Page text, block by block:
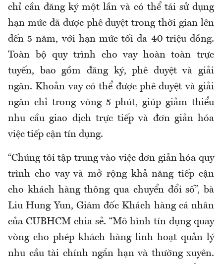
chỉ cần đăng ký một lần và có thể tái sử dụng
hạn mức đã được phê duyệt trong thời gian lên
đến 5 năm, với hạn mức tối đa 40 triệu đồng.
Toàn bộ quy trình cho vay hoàn toàn trực
tuyến, bao gồm đăng ký, phê duyệt và giải
ngân. Khoản vay có thể được phê duyệt và giải
ngân chỉ trong vòng 5 phút, giúp giảm thiểu
nhu cầu giao dịch trực tiếp và đơn giản hóa
việc tiếp cận tín dụng.
“Chúng tôi tập trung vào việc đơn giản hóa quy
trình cho vay và mở rộng khả năng tiếp cận
cho khách hàng thông qua chuyển đổi số”, bà
Liu Hung Yun, Giám đốc Khách hàng cá nhân
của CUBHCM chia sẻ. “Mô hình tín dụng quay
vòng cho phép khách hàng linh hoạt quản lý
nhu cầu tài chính ngắn hạn và thường xuyên.